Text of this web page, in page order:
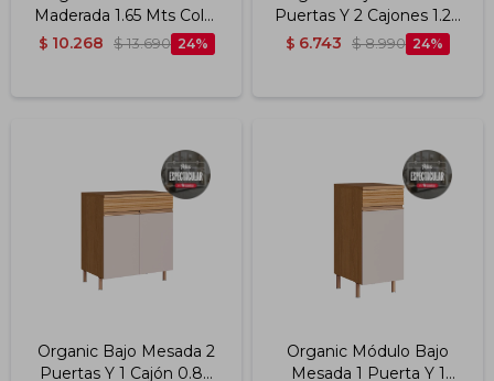
Maderada 1.65 Mts Color
Nature/sand
$ 10.268 $ 13.690 24
Puertas Y 2 Cajones 1.20
Mts Color Nature/sand
$ 6.743 $ 8.990 24
Organic Bajo Mesada 2
Puertas Y 1 Cajón 0.80
Organic Módulo Bajo
Mesada 1 Puerta Y 1